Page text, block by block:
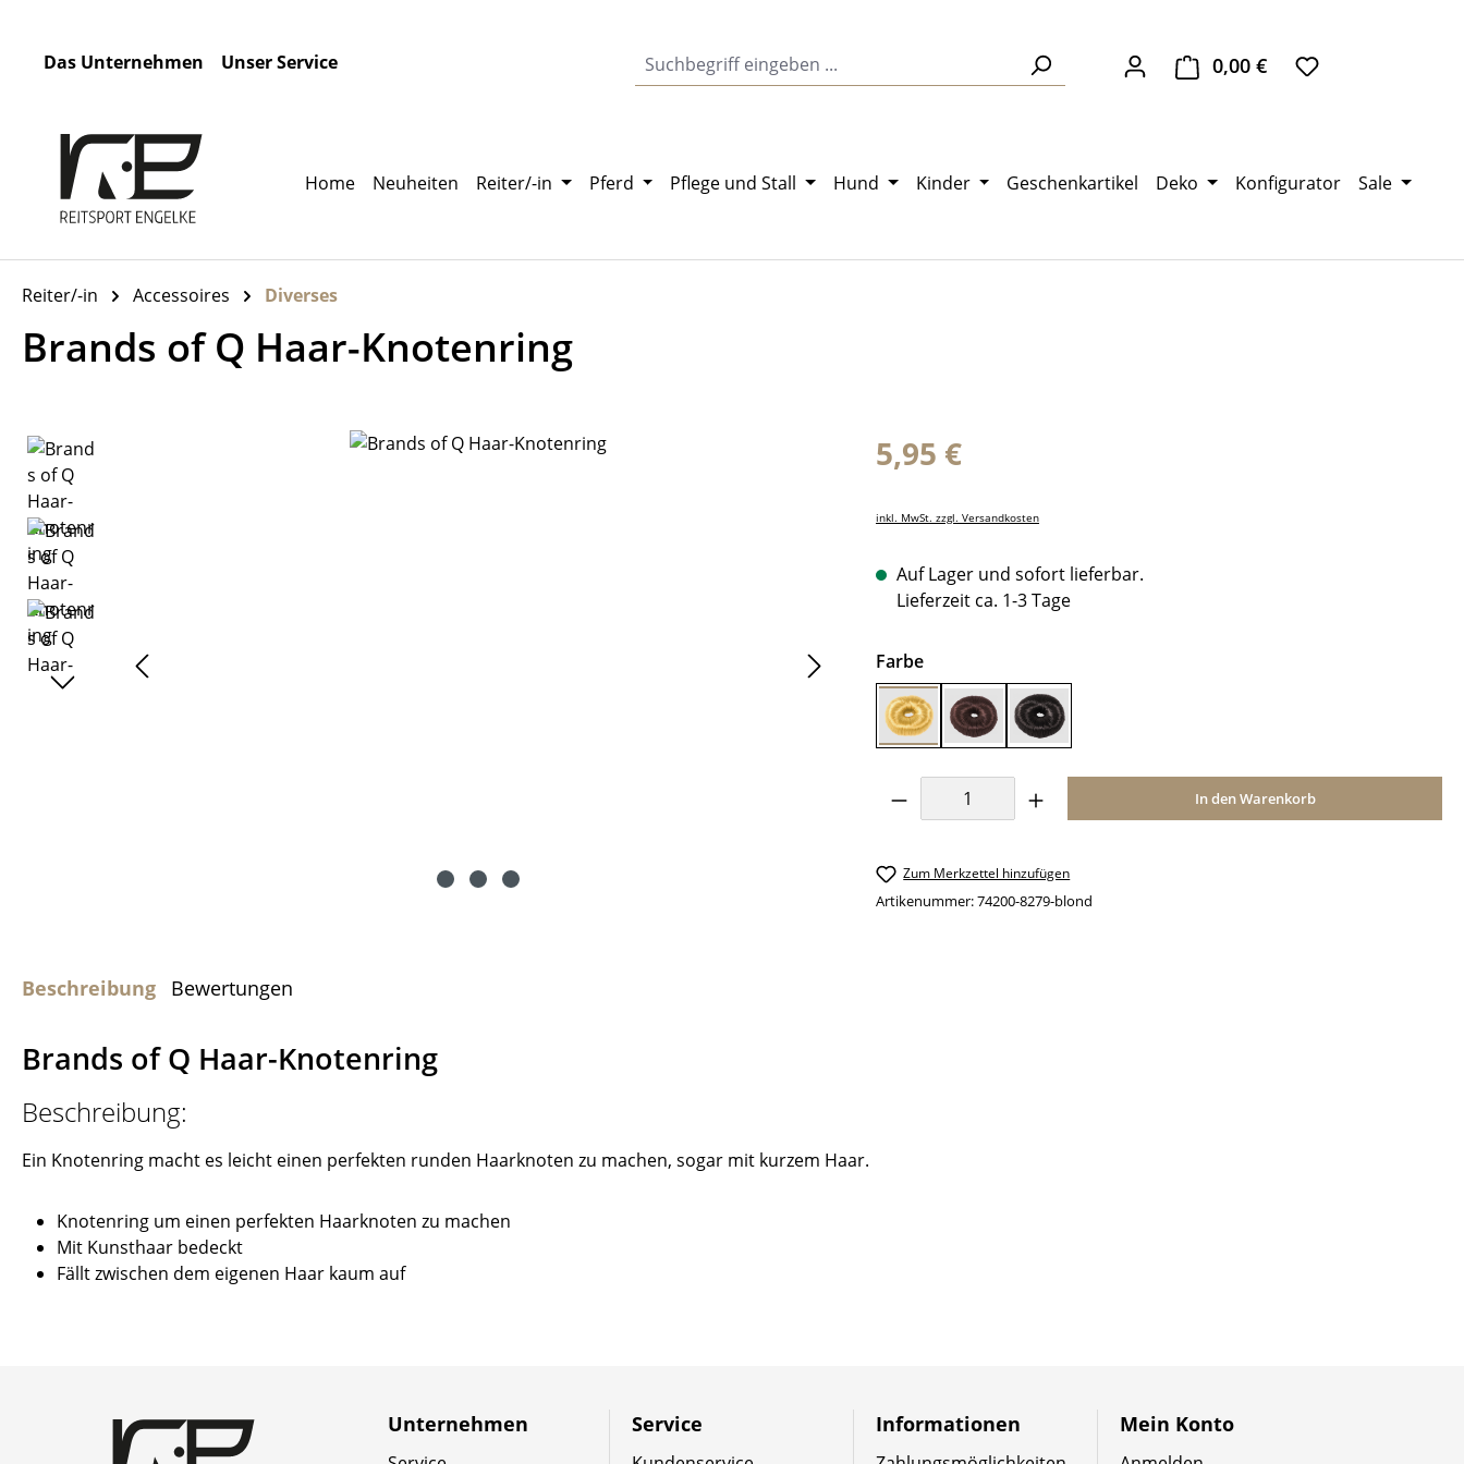
Das Unternehmen
Unser Service 0,00 €Warenkorb enthält 0
Home Neuheiten Reiter/-in Pferd Pflege und Stall Hund Kinder Geschenkartikel Deko Konfigurator Sale
Reiter/-in Accessoires Diverses
Brands of Q Haar-Knotenring
Bildergalerie überspringen Regulärer Preis:
5,95 €
inkl. MwSt. zzgl. Versandkosten
Auf Lager und sofort lieferbar.
Lieferzeit ca. 1-3 Tage
Farbeauswählen
blond braun schwarz
Produkt Anzahl: Gib den gewünschten Wert
In den Warenkorb
Zum Merkzettel hinzufügen
Artikenummer:74200-8279-blond
Beschreibung Bewertungen
Brands of Q Haar-Knotenring
Beschreibung:
Ein Knotenring macht es leicht einen perfekten runden Haarknoten zu machen, sogar mit kurzem Haar.
Knotenring um einen perfekten Haarknoten zu machen
Mit Kunsthaar bedeckt
Fällt zwischen dem eigenen Haar kaum auf
Unternehmen Service Informationen Mein Konto